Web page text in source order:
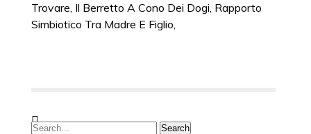
Trovare, Il Berretto A Cono Dei Dogi, Rapporto
Simbiotico Tra Madre E Figlio,